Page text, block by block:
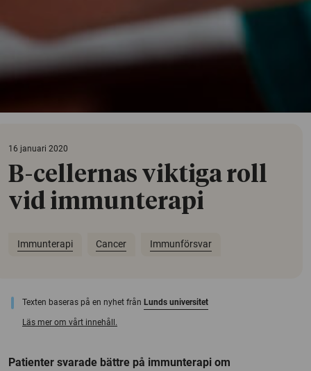
16 januari 2020
B-cellernas viktiga roll
vid immunterapi
Immunterapi Cancer Immunförsvar
Texten baseras på en nyhet från Lunds universitet
Läs mer om vårt innehåll.
Patienter svarade bättre på immunterapi om